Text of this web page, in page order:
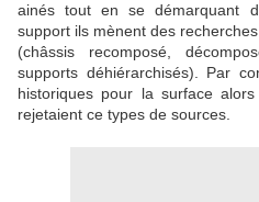
ainés tout en se démarquant
support ils mènent des
(châssis recomposé,
supports déhiérarchisés). Par
historiques pour la surface
rejetaient ce types de sources.